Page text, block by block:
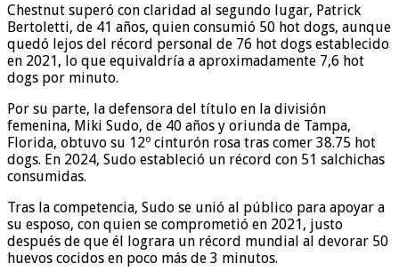
Chestnut superó con claridad al segundo lugar, Patrick
Bertoletti, de 41 años, quien consumió 50 hot dogs, aunque
quedó lejos del récord personal de 76 hot dogs establecido
en 2021, lo que equivaldría a aproximadamente 7,6 hot
dogs por minuto.
Por su parte, la defensora del título en la división
femenina, Miki Sudo, de 40 años y oriunda de Tampa,
Florida, obtuvo su 12º cinturón rosa tras comer 38.75 hot
dogs. En 2024, Sudo estableció un récord con 51 salchichas
consumidas.
Tras la competencia, Sudo se unió al público para apoyar a
su esposo, con quien se comprometió en 2021, justo
después de que él lograra un récord mundial al devorar 50
huevos cocidos en poco más de 3 minutos.